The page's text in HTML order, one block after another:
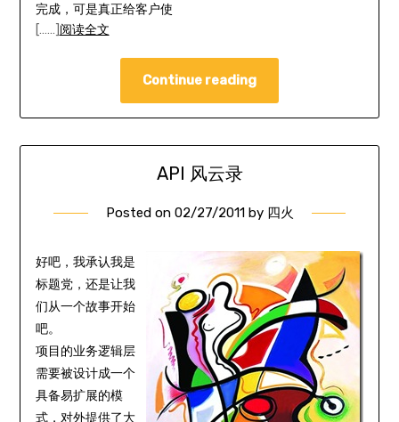
完成，可是真正给客户使
[……] 阅读全文
Continue reading
API 风云录
Posted on 02/27/2011by 四火
好吧，我承认我是
标题党，还是让我
们从一个故事开始
吧。
项目的业务逻辑层
需要被设计成一个
具备易扩展的模
式，对外提供了大